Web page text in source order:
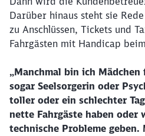
Darüber hinaus steht sie
zu Anschlüssen, Tickets und
Fahrgästen mit Handicap
„Manchmal bin ich
sogar Seelsorgerin oder
toller oder ein schlechter
nette Fahrgäste haben oder
technische Probleme geben.
Abbrechen